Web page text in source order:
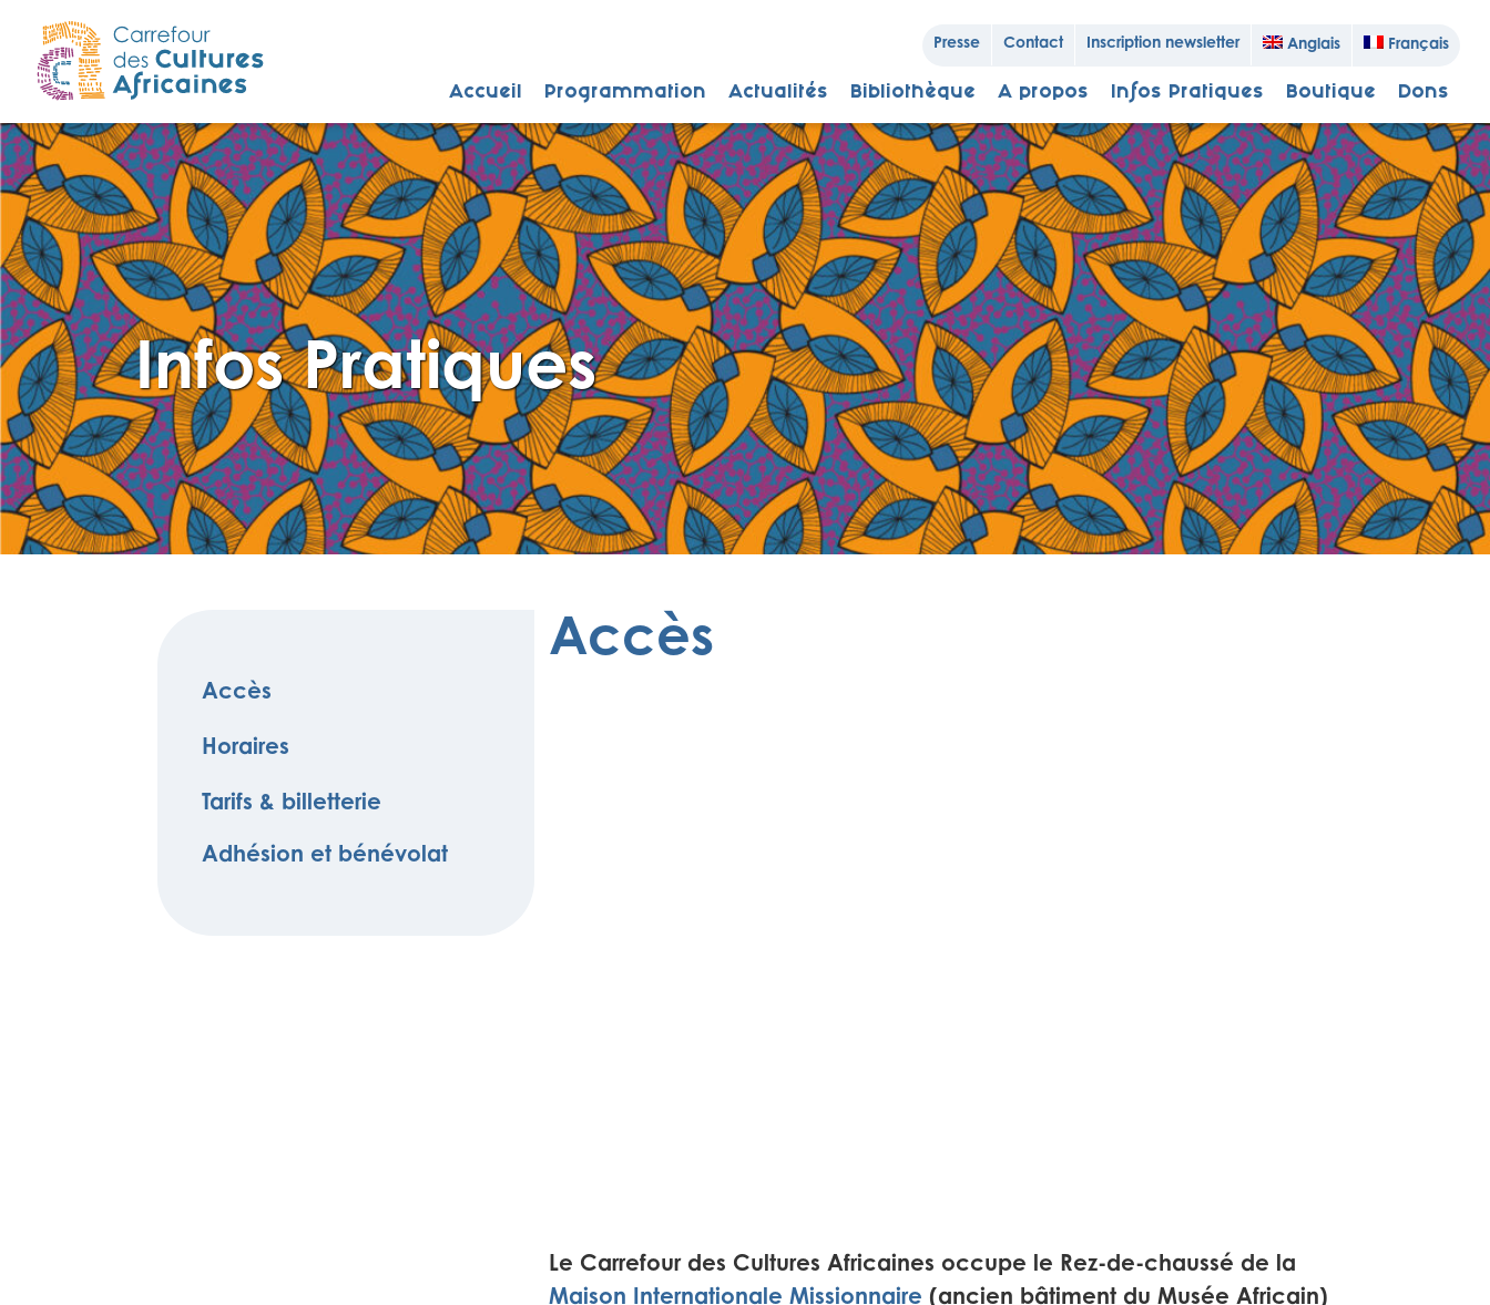
Presse Contact Inscription newsletter Anglais Français
Accueil Programmation Actualités Bibliothèque A propos Infos Pratiques Boutique Dons
Infos Pratiques
Accès
Horaires
Tarifs & billetterie
Adhésion et bénévolat
Accès
Le Carrefour des Cultures Africaines occupe le Rez-de-chaussé de la
Maison Internationale Missionnaire (ancien bâtiment du Musée Africain)